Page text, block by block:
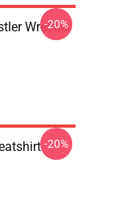
Wrestler
-20%
-20%